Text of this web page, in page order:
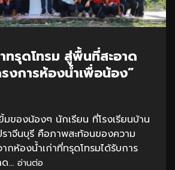
ทรุดโทรม สู่พื้นที่สะอาด
งการห้องน้ำเพื่อน้อง”
ของน้องๆ นักเรียน ที่โรงเรียนบ้าน
าจีนบุรี คือภาพสะท้อนของความ
กห้องน้ำเก่าที่ทรุดโทรมได้รับการ
... อ่านต่อ